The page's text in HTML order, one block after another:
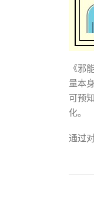
《邪
量本
可预
化。
通过